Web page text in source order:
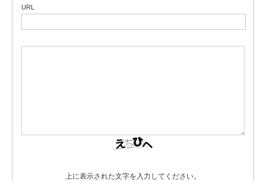
URL
上に表示された文字を入力してください。